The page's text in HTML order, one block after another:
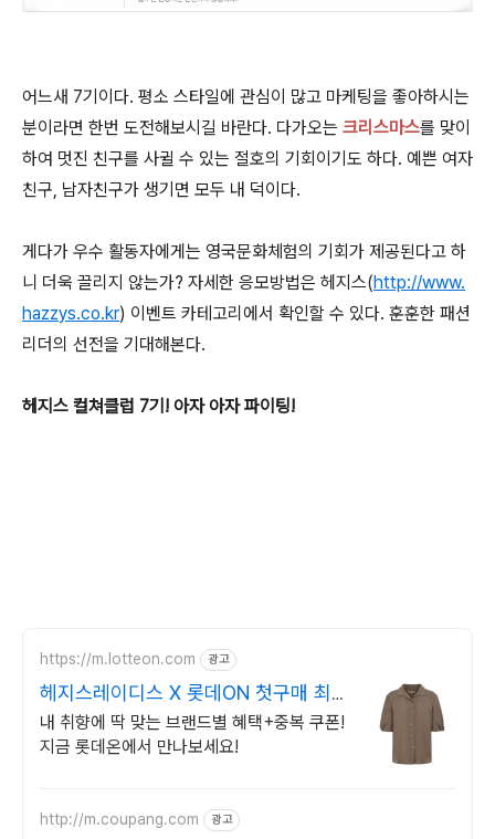
어느새 7기이다. 평소 스타일에 관심이 많고 마케팅을 좋아하시는
분이라면 한번 도전해보시길 바란다. 다가오는 크리스마스를 맞이
하여 멋진 친구를 사귈 수 있는 절호의 기회이기도 하다. 예쁜 여자
친구, 남자친구가 생기면 모두 내 덕이다.
게다가 우수 활동자에게는 영국문화체험의 기회가 제공된다고 하
니 더욱 끌리지 않는가? 자세한 응모방법은 헤지스(http://www.
hazzys.co.kr) 이벤트 카테고리에서 확인할 수 있다. 훈훈한 패션
리더의 선전을 기대해본다.
헤지스 컬쳐클럽 7기! 아자 아자 파이팅!
https://m.lotteon.com 광고
헤지스레이디스 X 롯데ON 첫구매 최
대 5천원 혜택!
내 취향에 딱 맞는 브랜드별 혜택+중복 쿠폰!
지금 롯데온에서 만나보세요!
http://m.coupang.com 광고